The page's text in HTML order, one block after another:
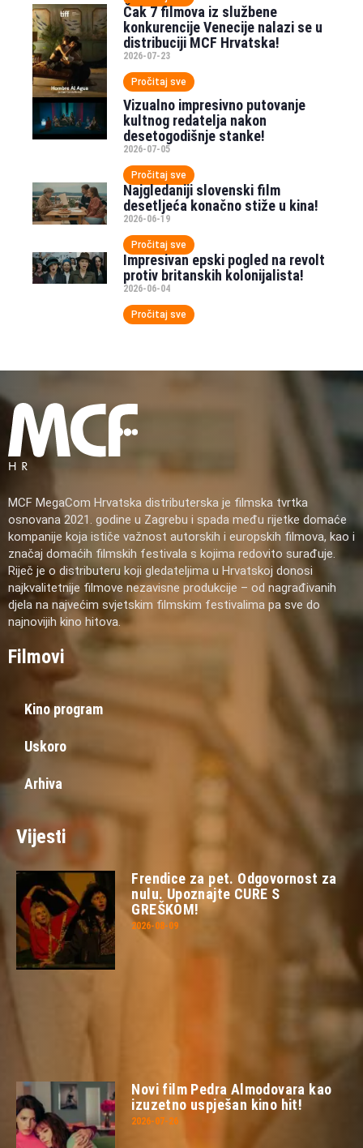
Čak 7 filmova iz službene
konkurencije Venecije nalazi se u
distribuciji MCF Hrvatska!
2026-07-23
Pročitaj sve
Vizualno impresivno putovanje
kultnog redatelja nakon
desetogodišnje stanke!
2026-07-05
Pročitaj sve
Najgledaniji slovenski film
desetljeća konačno stiže u kina!
2026-06-19
Pročitaj sve
Impresivan epski pogled na revolt
protiv britanskih kolonijalista!
2026-06-04
Pročitaj sve
MCF MegaCom Hrvatska distributerska je filmska tvrtka
osnovana 2021. godine u Zagrebu i spada među rijetke domaće
kompanije koja ističe važnost autorskih i europskih filmova, kao i
značaj domaćih filmskih festivala s kojima redovito surađuje.
Riječ je o distributeru koji gledateljima u Hrvatskoj donosi
najkvalitetnije filmove nezavisne produkcije – od nagrađivanih
djela na najvećim svjetskim filmskim festivalima pa sve do
najnovijih kino hitova.
Filmovi
Kino program
Uskoro
Arhiva
Vijesti
Frendice za pet. Odgovornost za
nulu. Upoznajte CURE S
GREŠKOM!
2026-08-09
Novi film Pedra Almodovara kao
izuzetno uspješan kino hit!
2026-07-26